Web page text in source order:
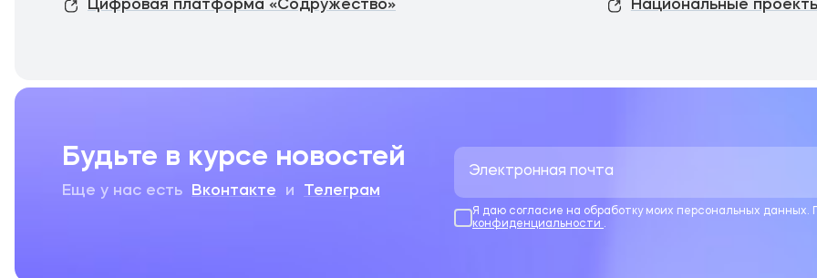
Цифровая платформа «Содружество» Национальные
Будьте в курсе новостей
Еще у нас есть Вконтакте и Телеграм
Я даю согласие на обработку моих персональных
конфиденциальности .